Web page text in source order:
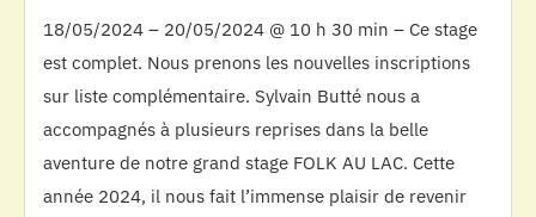
18/05/2024 – 20/05/2024 @ 10 h 30 min – Ce stage
est complet. Nous prenons les nouvelles inscriptions
sur liste complémentaire. Sylvain Butté nous a
accompagnés à plusieurs reprises dans la belle
aventure de notre grand stage FOLK AU LAC. Cette
année 2024, il nous fait l’immense plaisir de revenir